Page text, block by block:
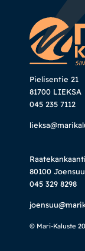
Pielisentie 21
81700 LIEKSA
045 235 7112
80100 Joensuu
045 329 8298
© Mari-Kaluste